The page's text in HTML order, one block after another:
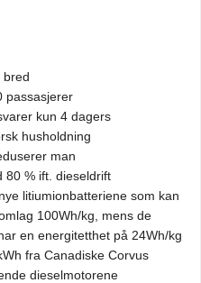
bred
passasjerer
kun 4 dagers
husholdning
man
80 % ift. dieseldrift
litiumionbatteriene som kan
100Wh/kg, mens de
en energitetthet på 24Wh/kg
fra Canadiske Corvus
dieselmotorene